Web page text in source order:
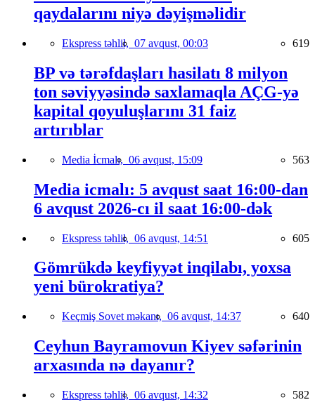
qaydalarını niyə dəyişməlidir
Ekspress təhlil, 07 avqust, 00:03 619
BP və tərəfdaşları hasilatı 8 milyon
ton səviyyəsində saxlamaqla AÇG-yə
kapital qoyuluşlarını 31 faiz
artırıblar
Media İcmalı, 06 avqust, 15:09 563
Media icmalı: 5 avqust saat 16:00-dan
6 avqust 2026-cı il saat 16:00-dək
Ekspress təhlil, 06 avqust, 14:51 605
Gömrükdə keyfiyyət inqilabı, yoxsa
yeni bürokratiya?
Keçmiş Sovet məkanı, 06 avqust, 14:37 640
Ceyhun Bayramovun Kiyev səfərinin
arxasında nə dayanır?
Ekspress təhlil, 06 avqust, 14:32 582